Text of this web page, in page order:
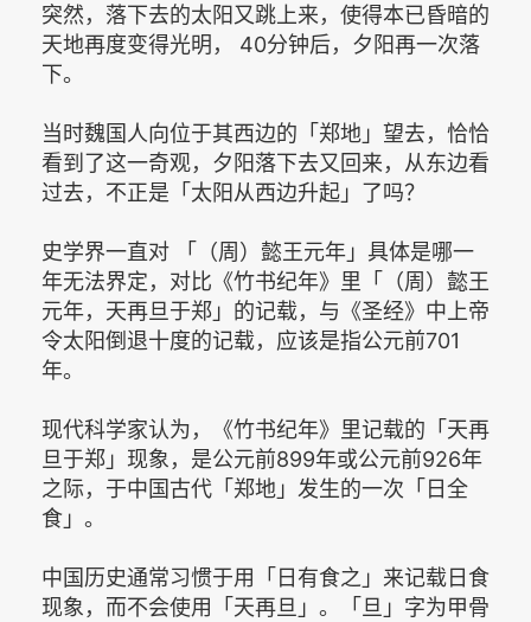
突然，落下去的太阳又跳上来，使得本已昏暗的
天地再度变得光明， 40分钟后，夕阳再一次落
下。
当时魏国人向位于其西边的「郑地」望去，恰恰
看到了这一奇观，夕阳落下去又回来，从东边看
过去，不正是「太阳从西边升起」了吗？
史学界一直对 「（周）懿王元年」具体是哪一
年无法界定，对比《竹书纪年》里「（周）懿王
元年，天再旦于郑」的记载，与《圣经》中上帝
令太阳倒退十度的记载，应该是指公元前701
年。
现代科学家认为，《竹书纪年》里记载的「天再
旦于郑」现象，是公元前899年或公元前926年
之际，于中国古代「郑地」发生的一次「日全
食」。
中国历史通常习惯于用「日有食之」来记载日食
现象，而不会使用「天再旦」。「旦」字为甲骨